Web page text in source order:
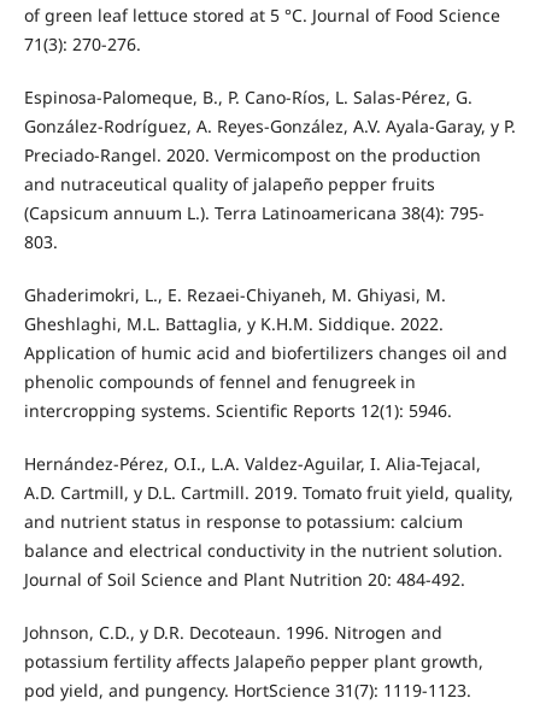
of green leaf lettuce stored at 5 °C. Journal of Food Science
71(3): 270-276.
Espinosa-Palomeque, B., P. Cano-Ríos, L. Salas-Pérez, G.
González-Rodríguez, A. Reyes-González, A.V. Ayala-Garay, y P.
Preciado-Rangel. 2020. Vermicompost on the production
and nutraceutical quality of jalapeño pepper fruits
(Capsicum annuum L.). Terra Latinoamericana 38(4): 795-
803.
Ghaderimokri, L., E. Rezaei-Chiyaneh, M. Ghiyasi, M.
Gheshlaghi, M.L. Battaglia, y K.H.M. Siddique. 2022.
Application of humic acid and biofertilizers changes oil and
phenolic compounds of fennel and fenugreek in
intercropping systems. Scientific Reports 12(1): 5946.
Hernández-Pérez, O.I., L.A. Valdez-Aguilar, I. Alia-Tejacal,
A.D. Cartmill, y D.L. Cartmill. 2019. Tomato fruit yield, quality,
and nutrient status in response to potassium: calcium
balance and electrical conductivity in the nutrient solution.
Journal of Soil Science and Plant Nutrition 20: 484-492.
Johnson, C.D., y D.R. Decoteaun. 1996. Nitrogen and
potassium fertility affects Jalapeño pepper plant growth,
pod yield, and pungency. HortScience 31(7): 1119-1123.